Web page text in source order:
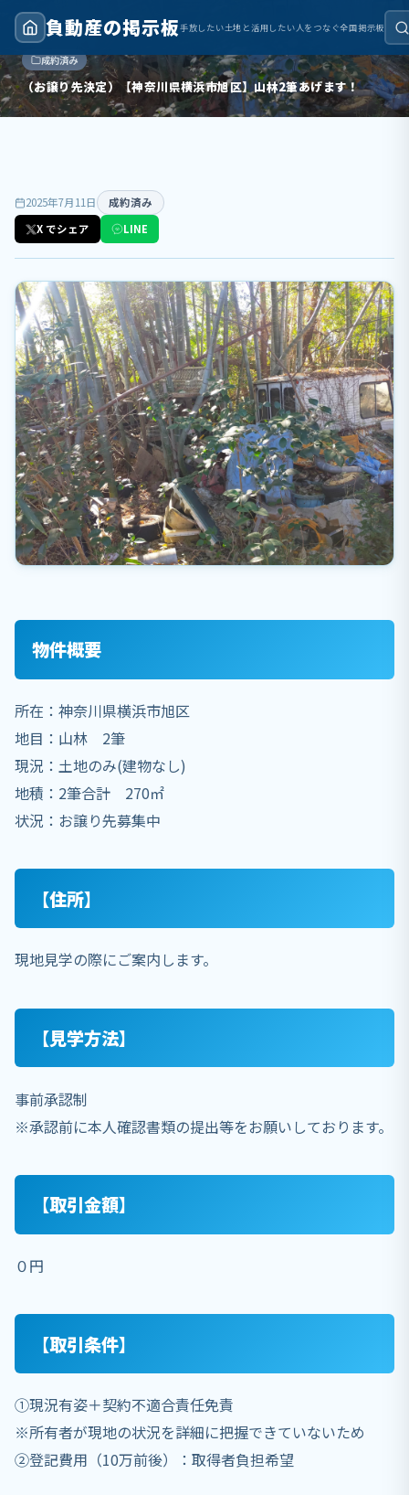
負動産の掲示板手放したい土地と活用したい人をつなぐ全国掲示板
トップ›成約済み› （お譲り先決定）【神奈川県横浜市旭区】山林2筆あげます！
成約済み
（お譲り先決定）【神奈川県横浜市旭区】山林2筆あげます！
2025年7月11日
成約済み
X でシェア
LINE
物件概要
所在：神奈川県横浜市旭区
地目：山林 2筆
現況：土地のみ(建物なし)
地積：2筆合計 270㎡
状況：お譲り先募集中
【住所】
現地見学の際にご案内します。
【見学方法】
事前承認制
※承認前に本人確認書類の提出等をお願いしております。
【取引金額】
０円
【取引条件】
①現況有姿＋契約不適合責任免責
※所有者が現地の状況を詳細に把握できていないため
②登記費用（10万前後）：取得者負担希望